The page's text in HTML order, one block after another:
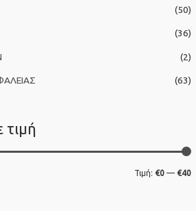
(50)
(36)
(2)
(63)
τιμή
Ε
Τιμή: €0— €40